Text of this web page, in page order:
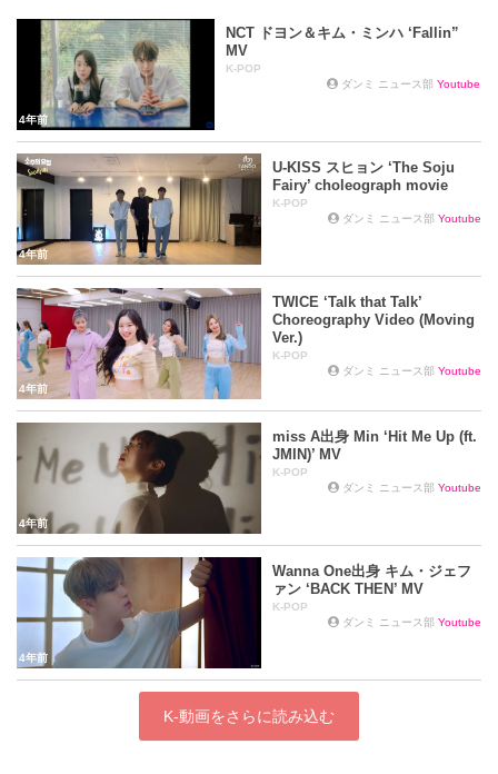
4年前
NCT ドヨン＆キム・ミンハ ‘Fallin”
MV
K-POP
ダンミ ニュース部Youtube
4年前
U-KISS スヒョン ‘The Soju
Fairy’ choleograph movie
K-POP
ダンミ ニュース部 Youtube
4年前
TWICE ‘Talk that Talk’
Choreography Video (Moving
Ver.)
K-POP
ダンミ ニュース部 Youtube
4年前
miss A出身 Min ‘Hit Me Up (ft.
JMIN)’ MV
K-POP
ダンミ ニュース部 Youtube
4年前
Wanna One出身 キム・ジェフ
ァン ‘BACK THEN’ MV
K-POP
ダンミ ニュース部 Youtube
K-動画をさらに読み込む